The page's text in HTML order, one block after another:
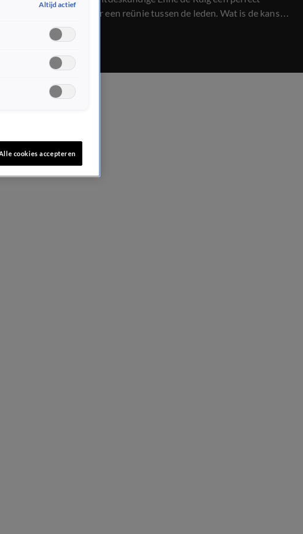
moment voor een reünie tussen de leden. Wat is de kans
dat dit zal gebeuren?
Altijd actief
cookies accepteren